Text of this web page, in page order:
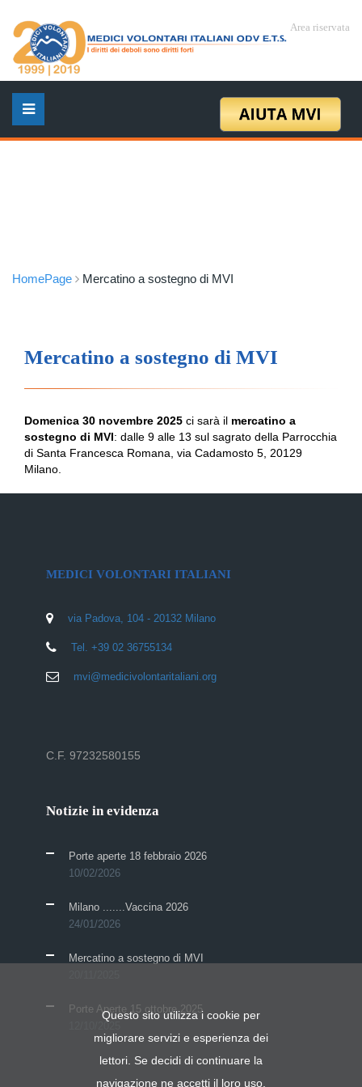
Area riservata
HomePage Mercatino a sostegno di MVI
Mercatino a sostegno di MVI
Domenica 30 novembre 2025 ci sarà il mercatino a
sostegno di MVI: dalle 9 alle 13 sul sagrato della Parrocchia
di Santa Francesca Romana, via Cadamosto 5, 20129
Milano.
MEDICI VOLONTARI ITALIANI
via Padova, 104 - 20132 Milano
Tel. +39 02 36755134
mvi@medicivolontaritaliani.org
C.F. 97232580155
Notizie in evidenza
Porte aperte 18 febbraio 2026
10/02/2026
Milano .......Vaccina 2026
24/01/2026
Mercatino a sostegno di MVI
Porte Aperte 15 ottobre 2025
Questo sito utilizza i cookie per
migliorare servizi e esperienza dei
lettori. Se decidi di continuare la
navigazione ne accetti il loro uso.